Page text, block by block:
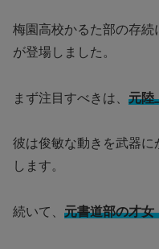
梅園高校かるた部の存続
が登場しました。
まず注目すべきは、 元陸
彼は俊敏な動きを武器
します。
続いて、 元書道部の才女